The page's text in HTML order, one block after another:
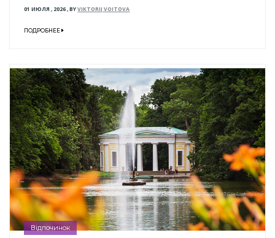
01 ИЮЛЯ , 2026,BYVIKTORIJ VOITOVA
ПОДРОБНЕЕ
Відпочинок